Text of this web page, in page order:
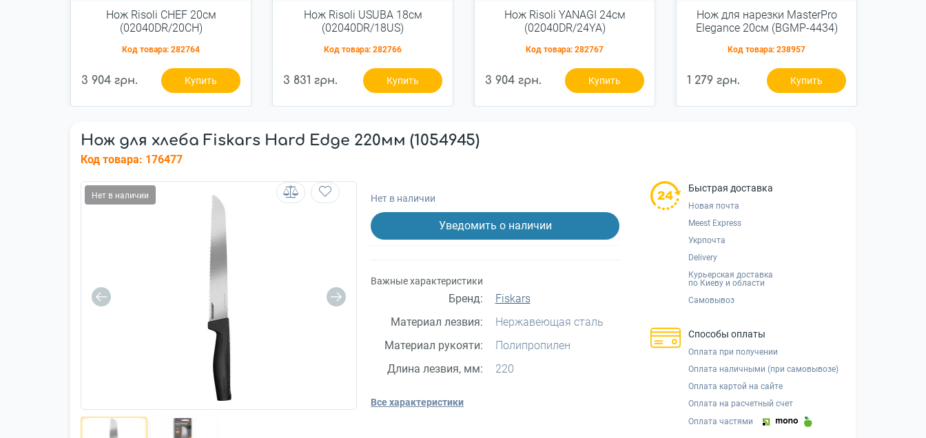
Нож Risoli CHEF 20см
(02040DR/20CH)
Код товара: 282764
3 904 грн. Купить
Нож Risoli USUBA 18см
(02040DR/18US)
Код товара: 282766
3 831 грн. Купить
Нож Risoli YANAGI 24см
(02040DR/24YA)
Код товара: 282767
3 904 грн. Купить
Нож для нарезки MasterPro
Elegance 20см (BGMP-4434)
Код товара: 238957
1 279 грн. Купить
Нож для хлеба Fiskars Hard Edge 220мм (1054945)
Код товара: 176477
Нет в наличии Нет в наличии
Уведомить о наличии
Важные характеристики
Бренд:
Fiskars
Материал лезвия:
Нержавеющая сталь
Материал рукояти:
Полипропилен
Длина лезвия, мм:
220
Все характеристики
Быстрая доставка
Новая почта
Meest Express
Укрпочта
Delivery
Курьерская доставка
по Киеву и области
Самовывоз
Способы оплаты
Оплата при получении
Оплата наличными (при самовывозе)
Оплата картой на сайте
Оплата на расчетный счет
Оплата частями